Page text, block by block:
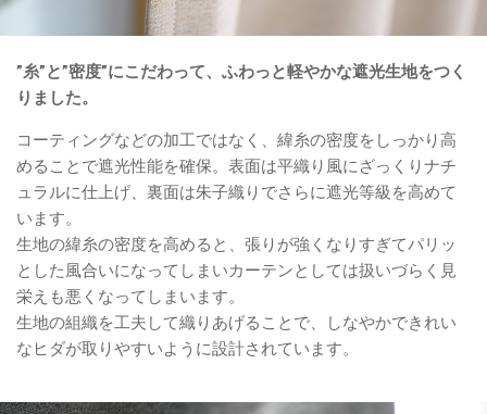
”糸”と”密度”にこだわって、ふわっと軽やかな遮光生地をつく
りました。
コーティングなどの加工ではなく、緯糸の密度をしっかり高
めることで遮光性能を確保。表面は平織り風にざっくりナチ
ュラルに仕上げ、裏面は朱子織りでさらに遮光等級を高めて
います。
生地の緯糸の密度を高めると、張りが強くなりすぎてパリッ
とした風合いになってしまいカーテンとしては扱いづらく見
栄えも悪くなってしまいます。
生地の組織を工夫して織りあげることで、しなやかできれい
なヒダが取りやすいように設計されています。